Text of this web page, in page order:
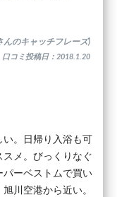
んのキャッチフレーズ)
口コミ投稿日：2018.1.20
い。日帰り入浴も可
メ。びっくりなぐ
パーベストムで買い
川空港から近い。